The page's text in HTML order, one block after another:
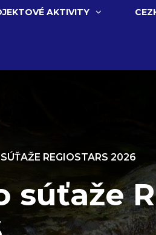
AKTIVITY
REGIOSTARS 2026